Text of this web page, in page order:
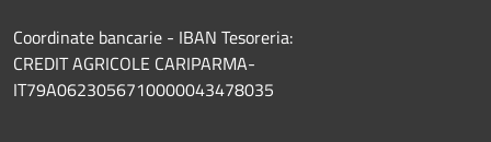
Coordinate bancarie - IBAN Tesoreria:
CREDIT AGRICOLE CARIPARMA-
IT79A0623056710000043478035